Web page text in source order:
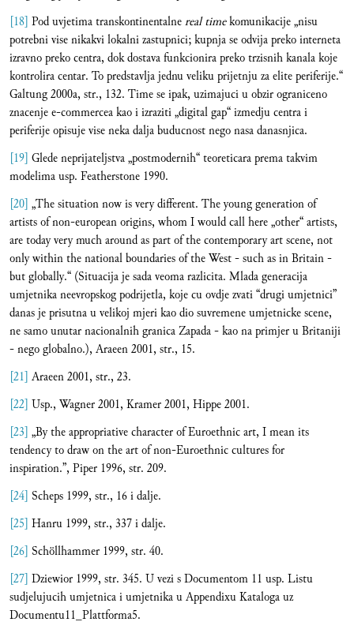
[18] Pod uvjetima transkontinentalnereal timekomunikacije „nisu
potrebni vise nikakvi lokalni zastupnici; kupnja se odvija preko interneta
izravno preko centra, dok dostava funkcionira preko trzisnih kanala koje
kontrolira centar. To predstavlja jednu veliku prijetnju za elite periferije.“
Galtung 2000a, str., 132. Time se ipak, uzimajuci u obzir ograniceno
znacenje e-commercea kao i izraziti „digital gap“ izmedju centra i
periferije opisuje vise neka dalja buducnost nego nasa danasnjica.
[19] Glede neprijateljstva „postmodernih“ teoreticara prema takvim
modelima usp. Featherstone 1990.
[20] „The situation now is very different. The young generation of
artists of non-european origins, whom I would call here „other“ artists,
are today very much around as part of the contemporary art scene, not
only within the national boundaries of the West - such as in Britain -
but globally.“ (Situacija je sada veoma razlicita. Mlada generacija
umjetnika neevropskog podrijetla, koje cu ovdje zvati “drugi umjetnici”
danas je prisutna u velikoj mjeri kao dio suvremene umjetnicke scene,
ne samo unutar nacionalnih granica Zapada - kao na primjer u Britaniji
- nego globalno.), Araeen 2001, str., 15.
[21] Araeen 2001, str., 23.
[22] Usp., Wagner 2001, Kramer 2001, Hippe 2001.
[23] „By the appropriative character of Euroethnic art, I mean its
tendency to draw on the art of non-Euroethnic cultures for
inspiration.”, Piper 1996, str. 209.
[24] Scheps 1999, str., 16 i dalje.
[25] Hanru 1999, str., 337 i dalje.
[26] Schöllhammer 1999, str. 40.
[27] Dziewior 1999, str. 345. U vezi s Documentom 11 usp. Listu
sudjelujucih umjetnica i umjetnika u Appendixu Kataloga uz
Documentu11_Plattforma5.